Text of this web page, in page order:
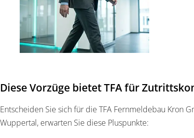
Diese Vorzüge bietet TFA für
Entscheiden Sie sich für die TFA Fernmeldebau Kron
Wuppertal, erwarten Sie diese Pluspunkte: